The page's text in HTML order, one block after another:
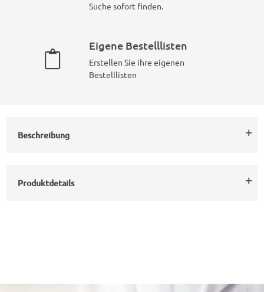
Suche sofort finden.
Eigene Bestelllisten
Erstellen Sie ihre eigenen
Bestelllisten
Beschreibung
Produktdetails